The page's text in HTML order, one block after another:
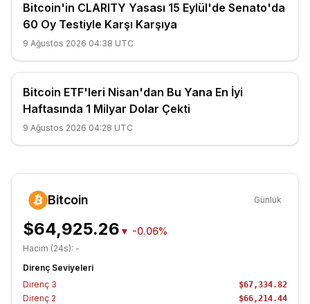
Bitcoin'in CLARITY Yasası 15 Eylül'de Senato'da
60 Oy Testiyle Karşı Karşıya
9 Ağustos 2026 04:38 UTC
Bitcoin ETF'leri Nisan'dan Bu Yana En İyi
Haftasında 1 Milyar Dolar Çekti
9 Ağustos 2026 04:28 UTC
Bitcoin Günlük
$64,925.26 ▼ -0.06%
Hacim (24s): -
Direnç Seviyeleri
Direnç 3 $67,334.82
Direnç 2 $66,214.44